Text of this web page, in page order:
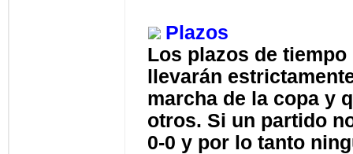
Plazos
Los plazos de
llevarán
marcha de la copa y
otros. Si un partido
0-0 y por lo tanto